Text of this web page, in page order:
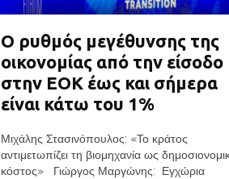
Ο ρυθμός μεγέθυνσης της
οικονομίας από την είσοδο
στην ΕΟΚ έως και σήμερα
είναι κάτω του 1%
Μιχάλης Στασινόπουλος: «Το κράτος
αντιμετωπίζει τη βιομηχανία ως
κόστος» Γιώργος Μαργώνης: Εγχώρια